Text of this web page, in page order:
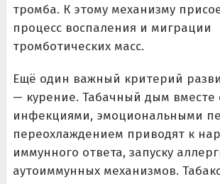
тромба. К этому механизму
процесс воспаления и миграции
тромботических масс.
Ещё один важный критерий
— курение. Табачный дым вместе
инфекциями, эмоциональными
переохлаждением приводят к
иммунного ответа, запуску
аутоиммунных механизмов.